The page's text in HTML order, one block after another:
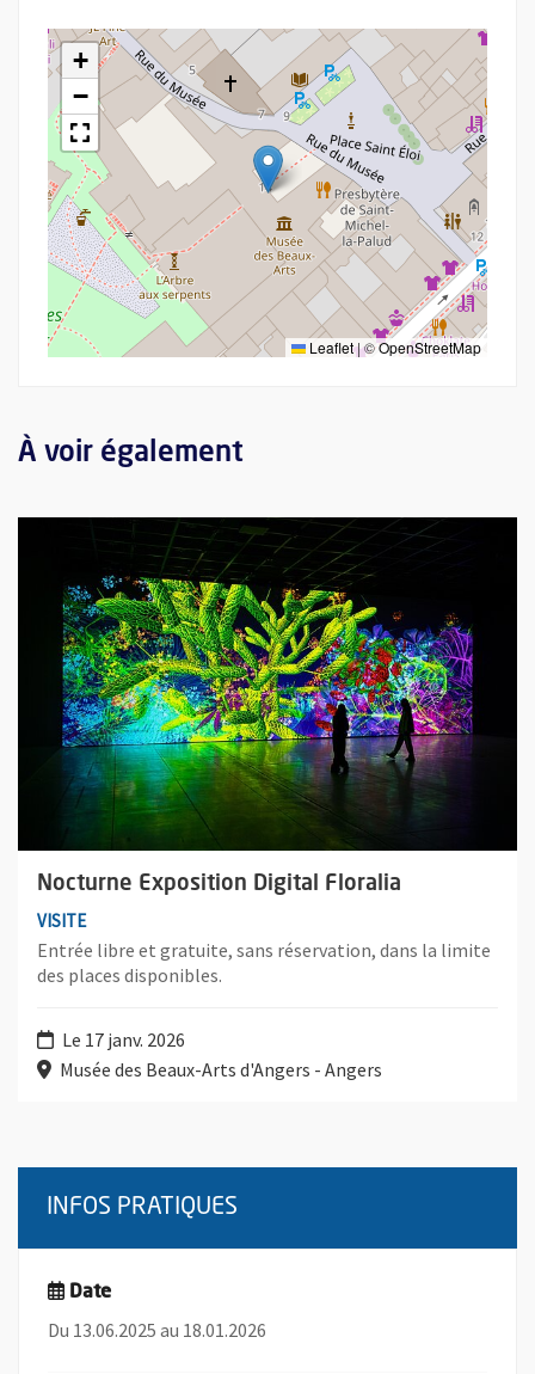
+
−
Leaflet|©OpenStreetMap
À voir également
Nocturne Exposition Digital Floralia
VISITE
Entrée libre et gratuite, sans réservation, dans la limite
des places disponibles.
Le 17 janv. 2026
Musée des Beaux-Arts d'Angers - Angers
Plus d'information sur l'évènement : Nocturne Exposition
INFOS PRATIQUES
Date
Du 13.06.2025 au 18.01.2026